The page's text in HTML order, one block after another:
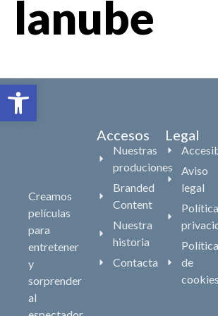
Abrir barra de herramientas
lanube
Creamos
películas
para
entretener
y
sorprender
al
Accesos
Nuestras
produciones
Branded
Content
Nuestra
historia
Contacta
Legal
Aviso
legal
Política
de
cookies